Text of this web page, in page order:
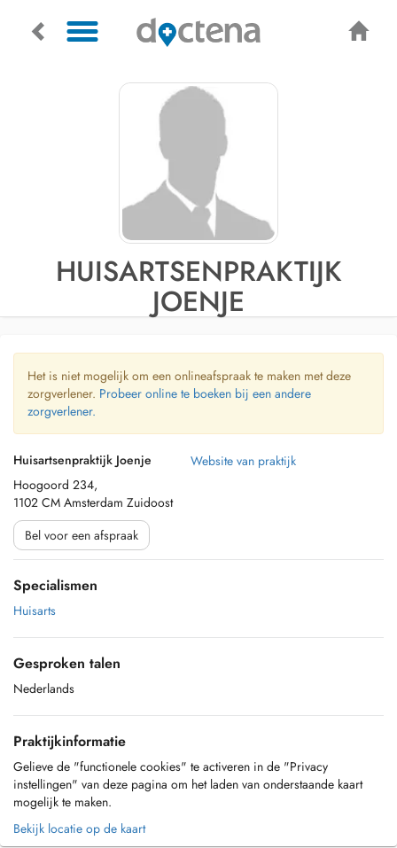
HUISARTSENPRAKTIJK
JOENJE
Het is niet mogelijk om een onlineafspraak te maken met deze
zorgverlener. Probeer online te boeken bij een andere
zorgverlener.
Huisartsenpraktijk Joenje
Hoogoord 234,
1102 CM Amsterdam Zuidoost
Website van praktijk
Bel voor een afspraak
Specialismen
Huisarts
Gesproken talen
Nederlands
Praktijkinformatie
Gelieve de "functionele cookies" te activeren in de "Privacy
instellingen" van deze pagina om het laden van onderstaande kaart
mogelijk te maken.
Bekijk locatie op de kaart